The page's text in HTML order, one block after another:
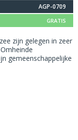
AGP-0709
GRATIS
zijn gelegen in zeer
gemeenschappelijke